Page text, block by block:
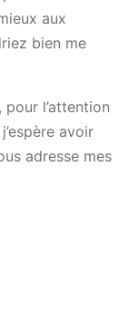
aux
bien me
l’attention
avoir
adresse mes